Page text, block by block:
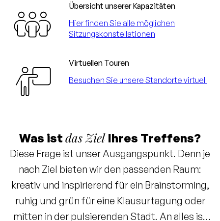
Übersicht unserer Kapazitäten
Hier finden Sie alle möglichen
Sitzungskonstellationen
Virtuellen Touren
Besuchen Sie unsere Standorte virtuell
Was ist das ZielIhres Treffens?
Diese Frage ist unser Ausgangspunkt. Denn je
nach Ziel bieten wir den passenden Raum:
kreativ und inspirierend für ein Brainstorming,
ruhig und grün für eine Klausurtagung oder
mitten in der pulsierenden Stadt. An alles ist